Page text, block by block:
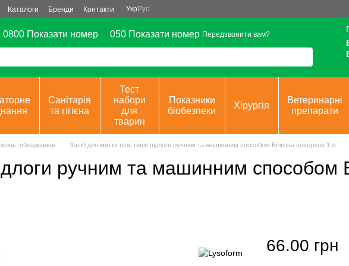
Каталоги Бренди Контакти Укр Рус
0800 Показати номер 050 Показати номер Передзвонити вам?
Санітарія
та гігієна
Тест
набори
для
тварин
Показники
біобезпеки
Хірургія
Ветеринарні
препарати
обладнання Засіб для миття всіх типів підлоги ручним та машинним способом Білизна поверхня 1 л
ручним та машинним способом
66.00 грн